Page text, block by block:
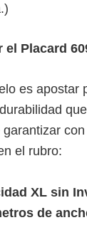
el Placard
es apostar
garantizar
el rubro:
XL sin
de